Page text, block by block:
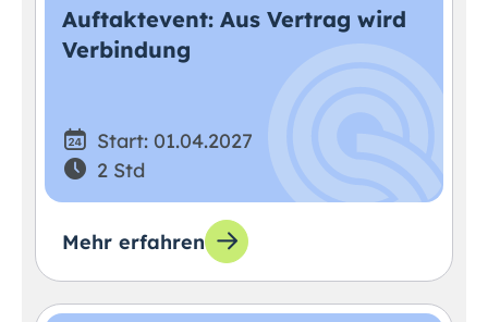
Auftaktevent: Aus Vertrag wird
Verbindung
Start: 01.04.2027
2 Std
Mehr erfahren